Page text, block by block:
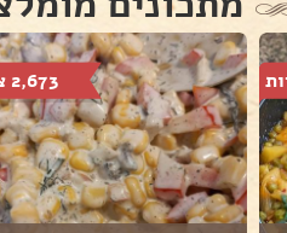
2,673 צפיות